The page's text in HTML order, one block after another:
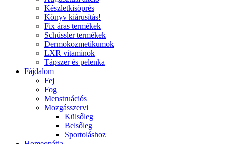
Készletkisöprés
Könyv kiárusítás!
Fix áras termékek
Schüssler termékek
Dermokozmetikumok
LXR vitaminok
Tápszer és pelenka
Fájdalom
Fej
Fog
Menstruációs
Mozgásszervi
Külsőleg
Belsőleg
Sportoláshoz